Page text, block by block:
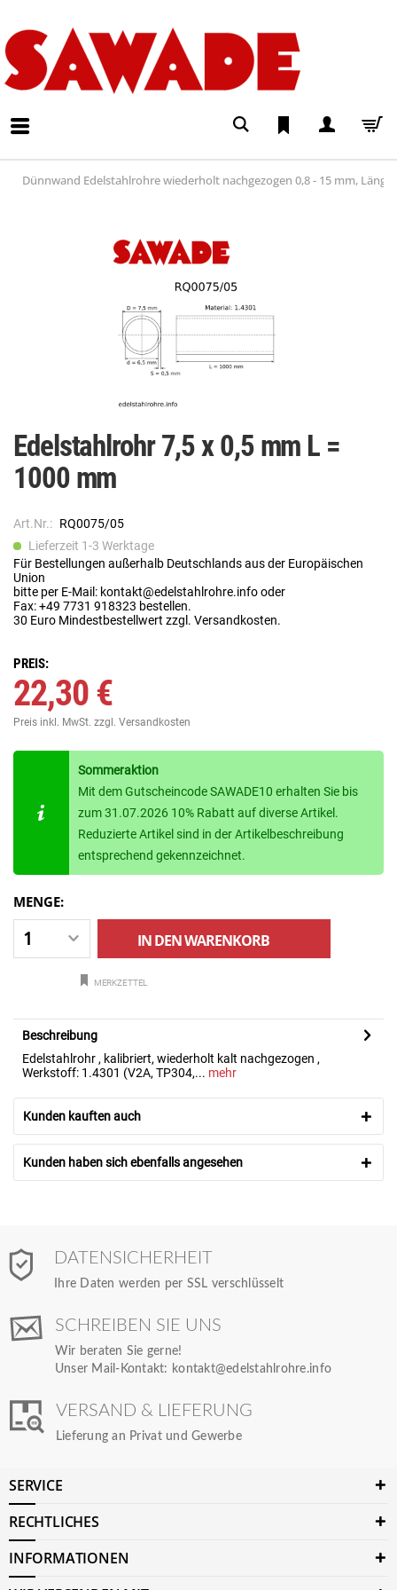
Dünnwand Edelstahlrohre wiederholt nachgezogen 0,8 - 15 mm, Länge
Edelstahlrohr 7,5 x 0,5 mm L =
1000 mm
Art.Nr.: RQ0075/05
Lieferzeit 1-3 Werktage
Für Bestellungen außerhalb Deutschlands aus der Europäischen
Union
bitte per E-Mail: kontakt@edelstahlrohre.info oder
Fax: +49 7731 918323 bestellen.
30 Euro Mindestbestellwert zzgl. Versandkosten.
PREIS:
22,30 €
Preis inkl. MwSt. zzgl. Versandkosten
Sommeraktion
Mit dem Gutscheincode SAWADE10 erhalten Sie bis
zum 31.07.2026 10% Rabatt auf diverse Artikel.
Reduzierte Artikel sind in der Artikelbeschreibung
entsprechend gekennzeichnet.
MENGE:
IN DENWARENKORB
MERKZETTEL
Beschreibung
Edelstahlrohr , kalibriert, wiederholt kalt nachgezogen ,
Werkstoff: 1.4301 (V2A, TP304,... mehr
Kunden kauften auch
Kunden haben sich ebenfalls angesehen
DATENSICHERHEIT
Ihre Daten werden per SSL verschlüsselt
SCHREIBEN SIE UNS
Wir beraten Sie gerne!
Unser Mail-Kontakt: kontakt@edelstahlrohre.info
VERSAND & LIEFERUNG
Lieferung an Privat und Gewerbe
SERVICE
RECHTLICHES
INFORMATIONEN